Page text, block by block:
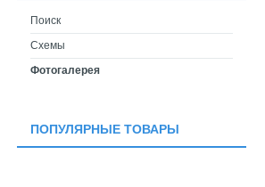
Поиск
Схемы
Фотогалерея
ПОПУЛЯРНЫЕ ТОВАРЫ